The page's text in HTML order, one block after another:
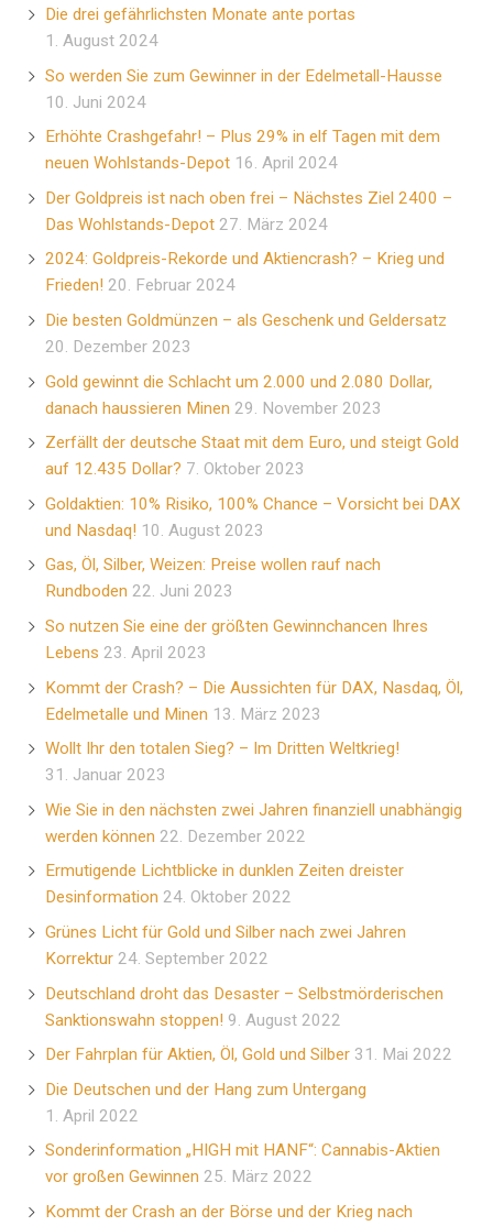
Die drei gefährlichsten Monate ante portas
1. August 2024
So werden Sie zum Gewinner in der Edelmetall-Hausse
10. Juni 2024
Erhöhte Crashgefahr! – Plus 29% in elf Tagen mit dem
neuen Wohlstands-Depot 16. April 2024
Der Goldpreis ist nach oben frei – Nächstes Ziel 2400 –
Das Wohlstands-Depot 27. März 2024
2024: Goldpreis-Rekorde und Aktiencrash? – Krieg und
Frieden! 20. Februar 2024
Die besten Goldmünzen – als Geschenk und Geldersatz
20. Dezember 2023
Gold gewinnt die Schlacht um 2.000 und 2.080 Dollar,
danach haussieren Minen 29. November 2023
Zerfällt der deutsche Staat mit dem Euro, und steigt Gold
auf 12.435 Dollar? 7. Oktober 2023
Goldaktien: 10% Risiko, 100% Chance – Vorsicht bei DAX
und Nasdaq! 10. August 2023
Gas, Öl, Silber, Weizen: Preise wollen rauf nach
Rundboden 22. Juni 2023
So nutzen Sie eine der größten Gewinnchancen Ihres
Lebens 23. April 2023
Kommt der Crash? – Die Aussichten für DAX, Nasdaq, Öl,
Edelmetalle und Minen 13. März 2023
Wollt Ihr den totalen Sieg? – Im Dritten Weltkrieg!
31. Januar 2023
Wie Sie in den nächsten zwei Jahren finanziell unabhängig
werden können 22. Dezember 2022
Ermutigende Lichtblicke in dunklen Zeiten dreister
Desinformation 24. Oktober 2022
Grünes Licht für Gold und Silber nach zwei Jahren
Korrektur 24. September 2022
Deutschland droht das Desaster – Selbstmörderischen
Sanktionswahn stoppen! 9. August 2022
Der Fahrplan für Aktien, Öl, Gold und Silber 31. Mai 2022
Die Deutschen und der Hang zum Untergang
1. April 2022
Sonderinformation „HIGH mit HANF“: Cannabis-Aktien
vor großen Gewinnen 25. März 2022
Kommt der Crash an der Börse und der Krieg nach